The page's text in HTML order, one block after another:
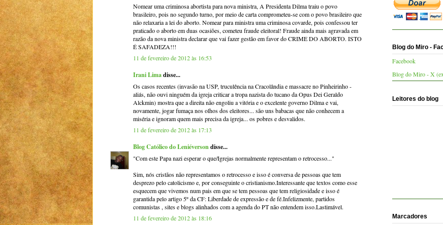
Nomear uma criminosa abortista para nova ministra, A Presidenta Dilma traiu o povo
brasileiro, pois no segundo turno, por meio de carta comprometeu-se com o povo brasileiro que
não relaxaria a lei do aborto. Nomear para ministra uma criminosa covarde, pois confessou ter
praticado o aborto em duas ocasiões, cometeu fraude eleitoral! Fraude ainda mais agravada em
razão da nova ministra declarar que vai fazer gestão em favor do CRIME DO ABORTO. ISTO
É SAFADEZA!!!
11 de fevereiro de 2012 às 16:53
Irani Limadisse...
Os casos recentes (invasão na USP, truculência na Cracolândia e massacre no Pinheirinho -
aliás, não ouvi ninguém da igreja criticar a tropa nazista do tucano da Opus Dei Geraldo
Alckmin) mostra que a direita não engoliu a vitória e o excelente governo Dilma e vai,
novamente, jogar fumaça nos olhos dos eleitores... são uns babacas que não conhecem a
miséria e ignoram quem mais precisa da igreja... os pobres e desvalidos.
11 de fevereiro de 2012 às 17:13
Blog Católico do Leniéversondisse...
"Com este Papa nazi esperar o que/Igrejas normalmente representam o retrocesso..."
Sim, nós cristãos não representamos o retrocesso e isso é conversa de pessoas que tem
desprezo pelo catolicismo e, por conseguinte o cristianismo.Interessante que textos como esse
esquecem que vivemos num pais em que se tem pessoas que tem religiosidade e isso é
garantida pelo artigo 5º da CF: Liberdade de expressão e de fé.Infelizmente, partidos
comunistas , sites e blogs alinhados com a agenda do PT não entendem isso.Lastimável.
11 de fevereiro de 2012 às 18:16
Blog do Miro -
Facebook
Blog do Miro - X
Leitores do blog
Marcadores